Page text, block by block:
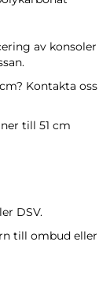
av konsoler
Kontakta oss
till 51 cm
DSV.
till ombud eller